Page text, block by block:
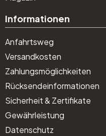
Informationen
Anfahrtsweg
Versandkosten
Zahlungsmöglichkeiten
Rücksendeinformationen
Sicherheit & Zertifikate
Gewährleistung
Datenschutz